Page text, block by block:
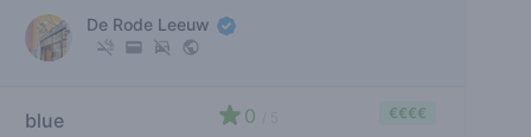
De Rode Leeuw
blue
0 €€€€